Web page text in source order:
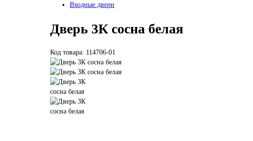
Входные двери
Дверь 3К сосна белая
Код товара: 114706-01